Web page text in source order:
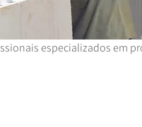
especializados em